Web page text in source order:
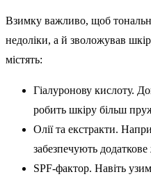
Взимку важливо, щоб
недоліки, а й зволожував
містять:
Гіалуронову кислоту.
робить шкіру більш
Олії та екстракти.
забезпечують
SPF-фактор. Навіть